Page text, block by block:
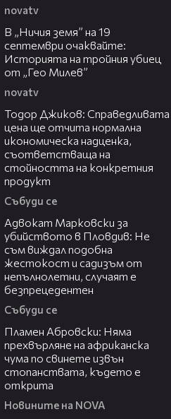
novatv
В „Ничия земя” на 19
септември очаквайте:
Историята на тройния убиец
от „Гео Милев”
novatv
Тодор Джиков: Справедливата
цена ще отчита нормална
икономическа надценка,
съответстваща на
стойността на конкретния
продукт
Събуди се
Адвокат Марковски за
убийството в Пловдив: Не
съм виждал подобна
жестокост и садизъм от
непълнолетни, случаят е
безпрецедентен
Събуди се
Пламен Абровски: Няма
прехвърляне на африканска
чума по свинете извън
стопанствата, където е
открита
Новините на NOVA